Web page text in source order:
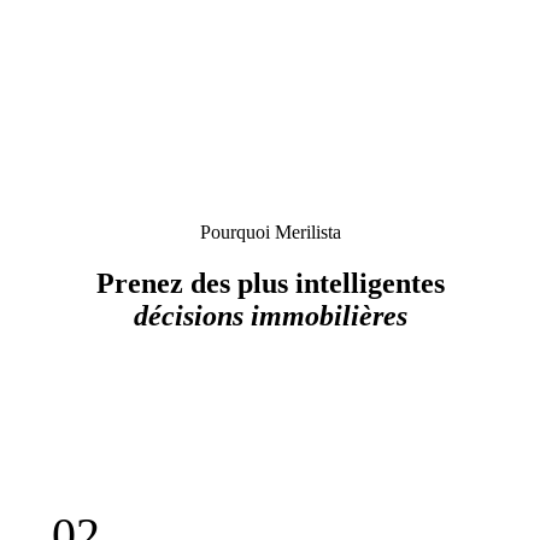
Pourquoi Merilista
Prenez des plus intelligentes
décisions immobilières